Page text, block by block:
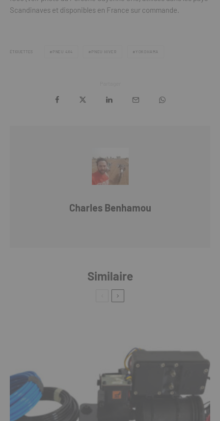
Scandinaves et disponibles en France sur commande.
ÉTIQUETTES PNEU 4X4 PNEU HIVER YOKOHAMA
Charles Benhamou
Similaire